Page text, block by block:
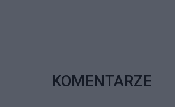
KOMENTARZE